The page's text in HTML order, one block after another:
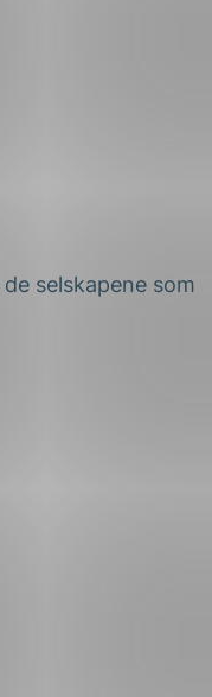
selskapene som